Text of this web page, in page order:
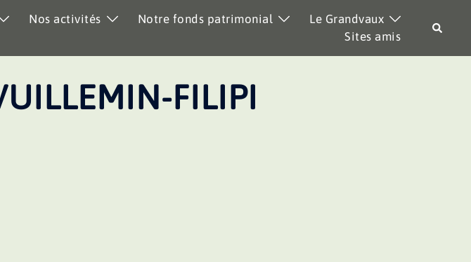
Nos activités Notre fonds patrimonial
Le Grandvaux
Sites amis
FILIPI